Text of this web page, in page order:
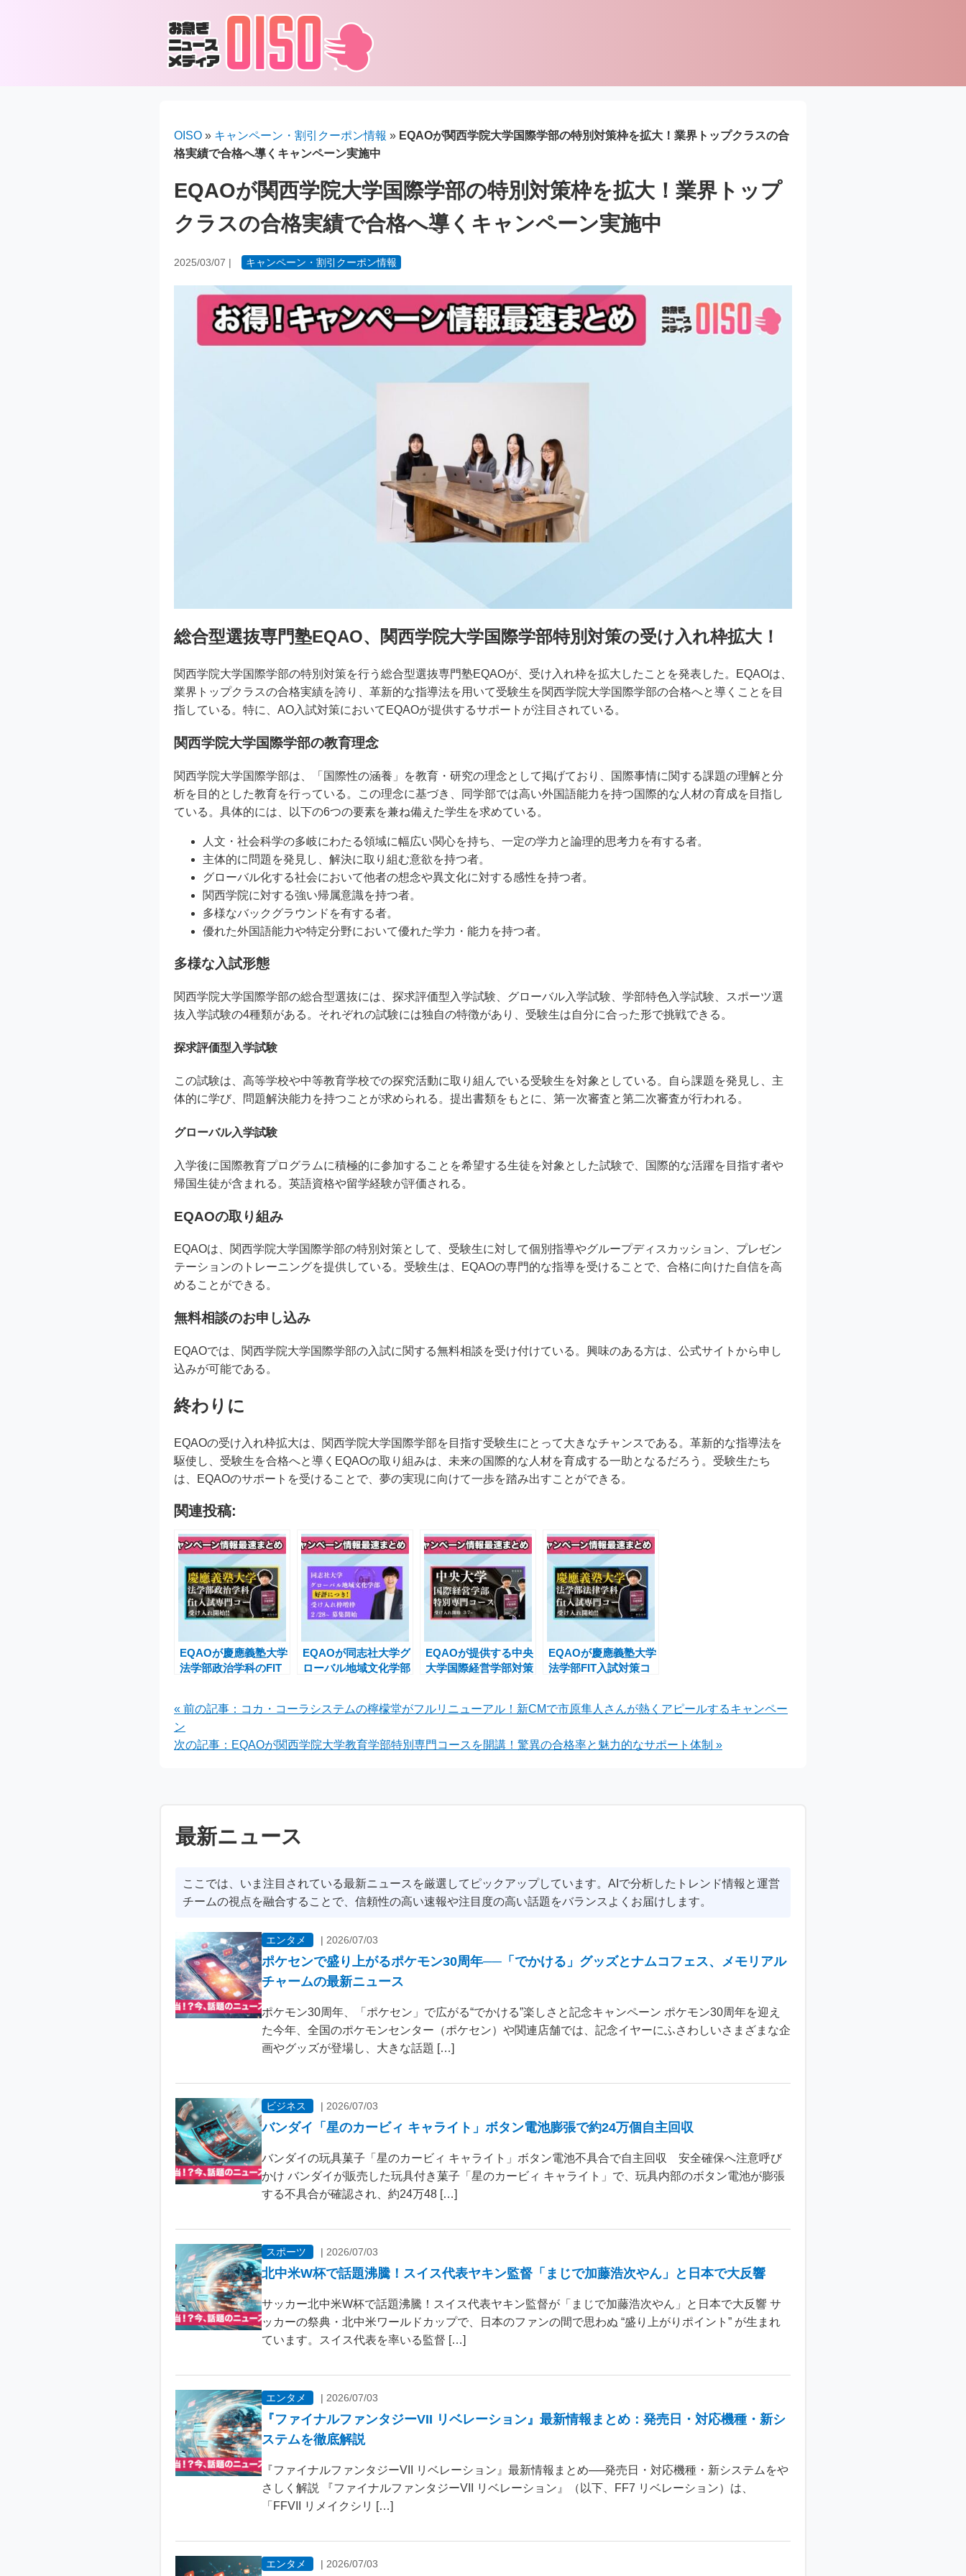
OISO » キャンペーン・割引クーポン情報 » EQAOが関西学院大学国際学部の特別対策枠を拡大！業界トップクラスの合
格実績で合格へ導くキャンペーン実施中
EQAOが関西学院大学国際学部の特別対策枠を拡大！業界トップ
クラスの合格実績で合格へ導くキャンペーン実施中
2025/03/07 | キャンペーン・割引クーポン情報
総合型選抜専門塾EQAO、関西学院大学国際学部特別対策の受け入れ枠拡大！
関西学院大学国際学部の特別対策を行う総合型選抜専門塾EQAOが、受け入れ枠を拡大したことを発表した。EQAOは、
業界トップクラスの合格実績を誇り、革新的な指導法を用いて受験生を関西学院大学国際学部の合格へと導くことを目
指している。特に、AO入試対策においてEQAOが提供するサポートが注目されている。
関西学院大学国際学部の教育理念
関西学院大学国際学部は、「国際性の涵養」を教育・研究の理念として掲げており、国際事情に関する課題の理解と分
析を目的とした教育を行っている。この理念に基づき、同学部では高い外国語能力を持つ国際的な人材の育成を目指し
ている。具体的には、以下の6つの要素を兼ね備えた学生を求めている。
人文・社会科学の多岐にわたる領域に幅広い関心を持ち、一定の学力と論理的思考力を有する者。
主体的に問題を発見し、解決に取り組む意欲を持つ者。
グローバル化する社会において他者の想念や異文化に対する感性を持つ者。
関西学院に対する強い帰属意識を持つ者。
多様なバックグラウンドを有する者。
優れた外国語能力や特定分野において優れた学力・能力を持つ者。
多様な入試形態
関西学院大学国際学部の総合型選抜には、探求評価型入学試験、グローバル入学試験、学部特色入学試験、スポーツ選
抜入学試験の4種類がある。それぞれの試験には独自の特徴があり、受験生は自分に合った形で挑戦できる。
探求評価型入学試験
この試験は、高等学校や中等教育学校での探究活動に取り組んでいる受験生を対象としている。自ら課題を発見し、主
体的に学び、問題解決能力を持つことが求められる。提出書類をもとに、第一次審査と第二次審査が行われる。
グローバル入学試験
入学後に国際教育プログラムに積極的に参加することを希望する生徒を対象とした試験で、国際的な活躍を目指す者や
帰国生徒が含まれる。英語資格や留学経験が評価される。
EQAOの取り組み
EQAOは、関西学院大学国際学部の特別対策として、受験生に対して個別指導やグループディスカッション、プレゼン
テーションのトレーニングを提供している。受験生は、EQAOの専門的な指導を受けることで、合格に向けた自信を高
めることができる。
無料相談のお申し込み
EQAOでは、関西学院大学国際学部の入試に関する無料相談を受け付けている。興味のある方は、公式サイトから申し
込みが可能である。
終わりに
EQAOの受け入れ枠拡大は、関西学院大学国際学部を目指す受験生にとって大きなチャンスである。革新的な指導法を
駆使し、受験生を合格へと導くEQAOの取り組みは、未来の国際的な人材を育成する一助となるだろう。受験生たち
は、EQAOのサポートを受けることで、夢の実現に向けて一歩を踏み出すことができる。
関連投稿:
EQAOが慶應義塾大学
法学部政治学科のFIT
キャンペーン
EQAOが同志社大学グ
ローバル地域文化学部
全力サポートします!
EQAOが提供する中央
大学国際経営学部対策
EQAOが慶應義塾大学
法学部FIT入試対策コ
« 前の記事：コカ・コーラシステムの檸檬堂がフルリニューアル！新CMで市原隼人さんが熱くアピールするキャンペー
ン
次の記事：EQAOが関西学院大学教育学部特別専門コースを開講！驚異の合格率と魅力的なサポート体制 »
最新ニュース
ここでは、いま注目されている最新ニュースを厳選してピックアップしています。AIで分析したトレンド情報と運営
チームの視点を融合することで、信頼性の高い速報や注目度の高い話題をバランスよくお届けします。
エンタメ | 2026/07/03
ポケセンで盛り上がるポケモン30周年──「でかける」グッズとナムコフェス、メモリアル
チャームの最新ニュース
ポケモン30周年、「ポケセン」で広がる“でかける”楽しさと記念キャンペーン ポケモン30周年を迎え
た今年、全国のポケモンセンター（ポケセン）や関連店舗では、記念イヤーにふさわしいさまざまな企
画やグッズが登場し、大きな話題 […]
ビジネス | 2026/07/03
バンダイ「星のカービィ キャライト」ボタン電池膨張で約24万個自主回収
バンダイの玩具菓子「星のカービィ キャライト」ボタン電池不具合で自主回収 安全確保へ注意呼び
かけ バンダイが販売した玩具付き菓子「星のカービィ キャライト」で、玩具内部のボタン電池が膨張
する不具合が確認され、約24万48 […]
スポーツ | 2026/07/03
北中米W杯で話題沸騰！スイス代表ヤキン監督「まじで加藤浩次やん」と日本で大反響
サッカー北中米W杯で話題沸騰！スイス代表ヤキン監督が「まじで加藤浩次やん」と日本で大反響 サ
ッカーの祭典・北中米ワールドカップで、日本のファンの間で思わぬ “盛り上がりポイント” が生まれ
ています。スイス代表を率いる監督 […]
エンタメ | 2026/07/03
『ファイナルファンタジーVII リベレーション』最新情報まとめ：発売日・対応機種・新シ
ステムを徹底解説
『ファイナルファンタジーVII リベレーション』最新情報まとめ──発売日・対応機種・新システムをや
さしく解説 『ファイナルファンタジーVII リベレーション』（以下、FF7 リベレーション）は、
「FFVII リメイクシリ […]
エンタメ | 2026/07/03